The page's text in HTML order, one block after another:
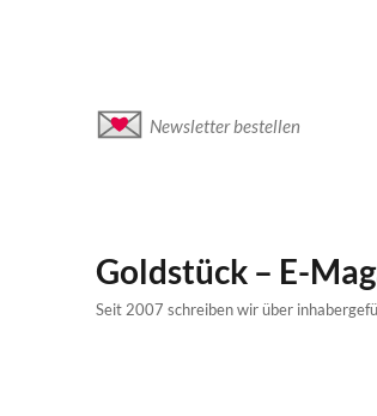
Newsletter bestellen
Goldstück – E-
Seit 2007 schreiben wir über